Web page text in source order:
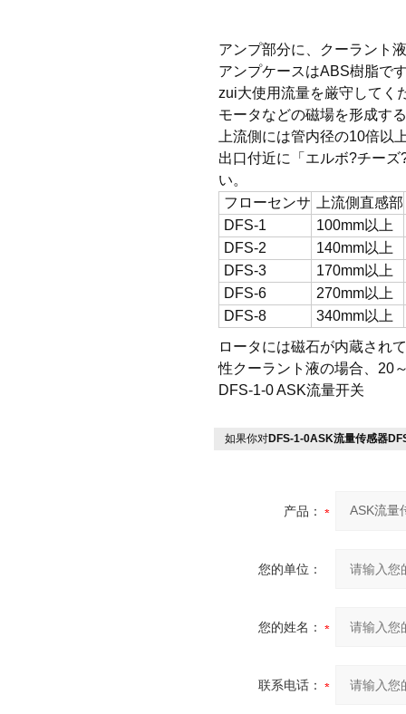
アンプ部分に、クーラント
アンプケースはABS樹脂で
zui大使用流量を厳守してく
モータなどの磁場を形成す
上流側には管内径の10倍以
出口付近に「エルボ?チー
い。
フローセンサ
上流側直感部
DFS-1
100mm以上
DFS-2
140mm以上
DFS-3
170mm以上
DFS-6
270mm以上
DFS-8
340mm以上
ロータには磁石が内蔵され
性クーラント液の場合、20
DFS-1-0ASK流量开关
如果你对DFS-1-0ASK流量传感器
产品：
您的单位：
您的姓名：
联系电话：